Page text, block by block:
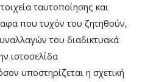
ταυτοποίησης και
που τυχόν του ζητηθούν,
του διαδικτυακά
ιστοσελίδα
υποστηρίζεται η σχετική